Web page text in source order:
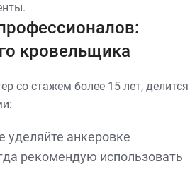
кровельщика
со стажем более 15 лет, делится
уделяйте анкеровке
рекомендую использовать